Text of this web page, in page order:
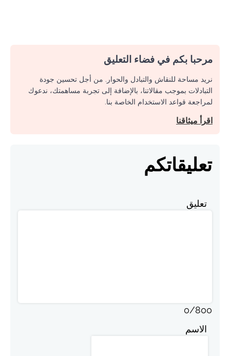
مرحبا بكم في فضاء التعليق
نريد مساحة للنقاش والتبادل والحوار. من أجل تحسين جودة
التبادلات بموجب مقالاتنا، بالإضافة إلى تجربة مساهمتك، ندعوك
لمراجعة قواعد الاستخدام الخاصة بنا.
اقرأ ميثاقنا
تعليقاتكم
تعليق
0/800
الاسم